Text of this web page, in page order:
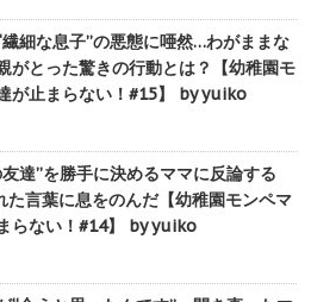
繊細な息子”の悪態に唖然…わがままな
がとった驚きの行動とは？【幼稚園モ
が止まらない！#15】 by yuiko
達”を勝手に決めるママに反論する
た言葉に息をのんだ【幼稚園モンペマ
らない！#14】 by yuiko